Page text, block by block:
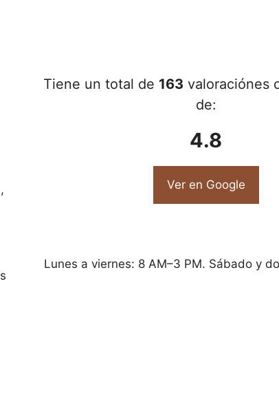
Tiene un total de 163 valoraciónes
de:
4.8
Ver en Google
Lunes a viernes: 8 AM–3 PM. Sábado y